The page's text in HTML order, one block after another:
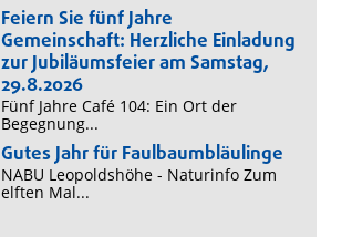
Feiern Sie fünf Jahre
Gemeinschaft: Herzliche Einladung
zur Jubiläumsfeier am Samstag,
29.8.2026
Fünf Jahre Café 104: Ein Ort der
Begegnung...
Gutes Jahr für Faulbaumbläulinge
NABU Leopoldshöhe - Naturinfo Zum
elften Mal...